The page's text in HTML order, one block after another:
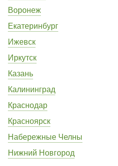
Воронеж
Екатеринбург
Ижевск
Иркутск
Казань
Калининград
Краснодар
Красноярск
Набережные Челны
Нижний Новгород